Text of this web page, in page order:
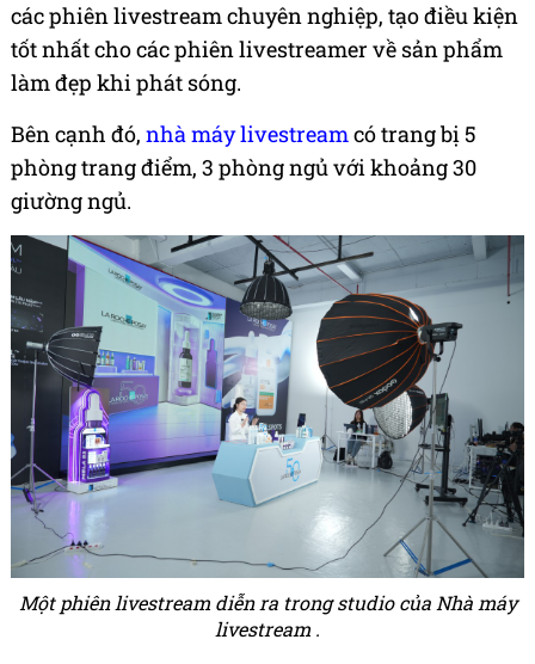
các phiên livestream chuyên nghiệp, tạo điều kiện
tốt nhất cho các phiên livestreamer về sản phẩm
làm đẹp khi phát sóng.
Bên cạnh đó, nhà máy livestreamcó trang bị 5
phòng trang điểm, 3 phòng ngủ với khoảng 30
giường ngủ.
Một phiên livestream diễn ra trong studio của Nhà máy
livestream .